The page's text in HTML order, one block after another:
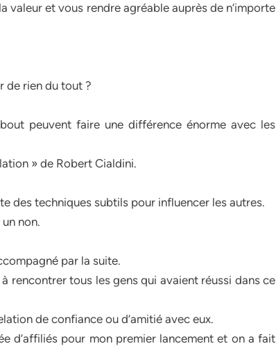
valeur et vous rendre agréable auprès de n’importe
de rien du tout ?
peuvent faire une différence énorme avec les
» de Robert Cialdini.
des techniques subtils pour influencer les autres.
non.
par la suite.
rencontrer tous les gens qui avaient réussi dans ce
de confiance ou d’amitié avec eux.
d’affiliés pour mon premier lancement et on a fait